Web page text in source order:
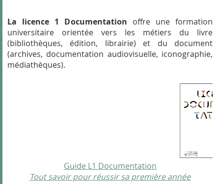
La licence 1 Documentation offre une formation
universitaire orientée vers les métiers du livre
(bibliothèques, édition, librairie) et du document
(archives, documentation audiovisuelle, iconographie,
médiathèques).
Guide L1 Documentation
Tout savoir pour réussir sa première année